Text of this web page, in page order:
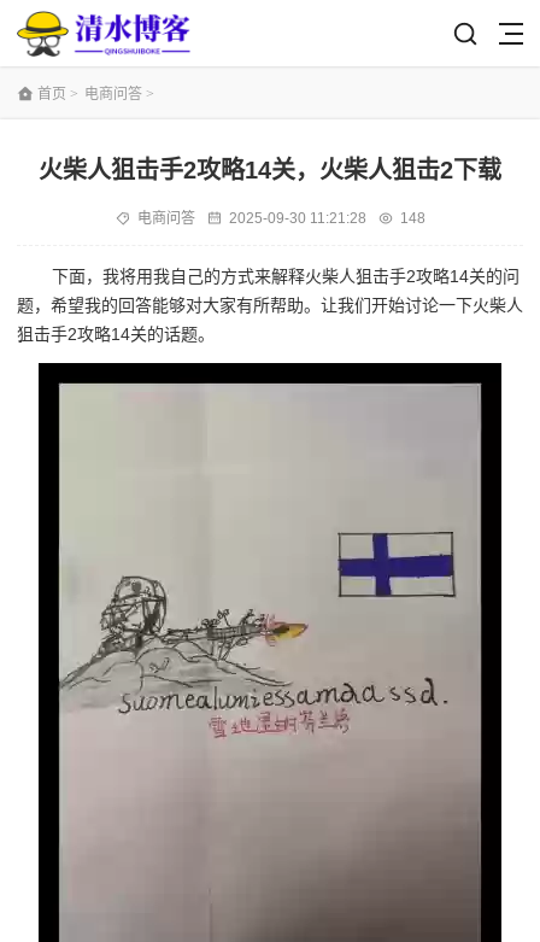
首页 > 电商问答 >
火柴人狙击手2攻略14关，火柴人狙击2下载
电商问答 2025-09-30 11:21:28 148
下面，我将用我自己的方式来解释火柴人狙击手2攻略14关的问
题，希望我的回答能够对大家有所帮助。让我们开始讨论一下火柴人
狙击手2攻略14关的话题。